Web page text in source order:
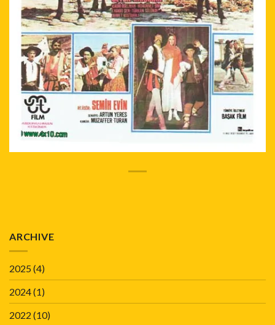
ARCHIVE
2025(4)
2024(1)
2022 (10)